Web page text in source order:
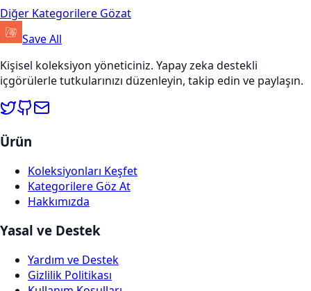
Diğer Kategorilere Gözat
Save All
Kişisel koleksiyon yöneticiniz. Yapay zeka destekli
içgörülerle tutkularınızı düzenleyin, takip edin ve paylaşın.
Ürün
Koleksiyonları Keşfet
Kategorilere Göz At
Hakkımızda
Yasal ve Destek
Yardım ve Destek
Gizlilik Politikası